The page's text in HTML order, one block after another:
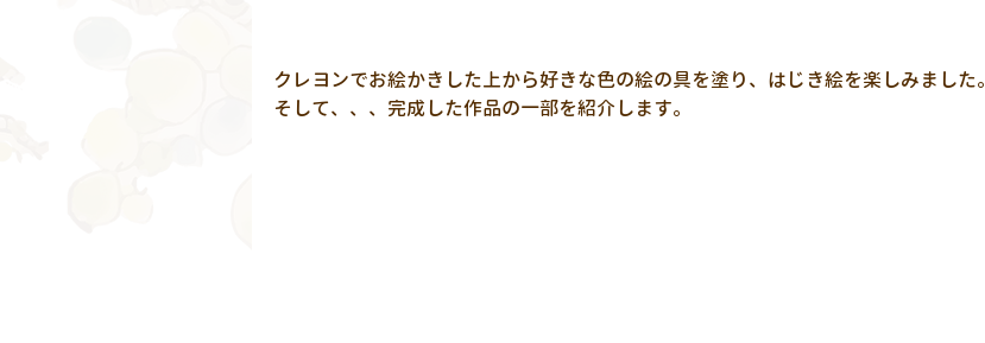
クレヨンでお絵かきした上から好きな色の絵の具を塗り、はじき絵を楽しみました。
そして、、、完成した作品の一部を紹介します。